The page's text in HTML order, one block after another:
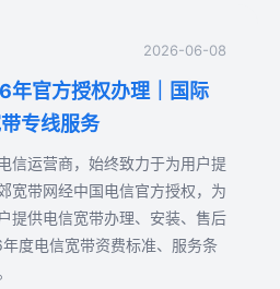
2026-06-08
年官方授权办理｜国际
专线服务
信运营商，始终致力于为用户提
宽带网经中国电信官方授权，为
提供电信宽带办理、安装、售后
度电信宽带资费标准、服务条